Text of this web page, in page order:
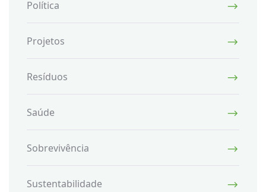
Política
Projetos
Resíduos
Saúde
Sobrevivência
Sustentabilidade